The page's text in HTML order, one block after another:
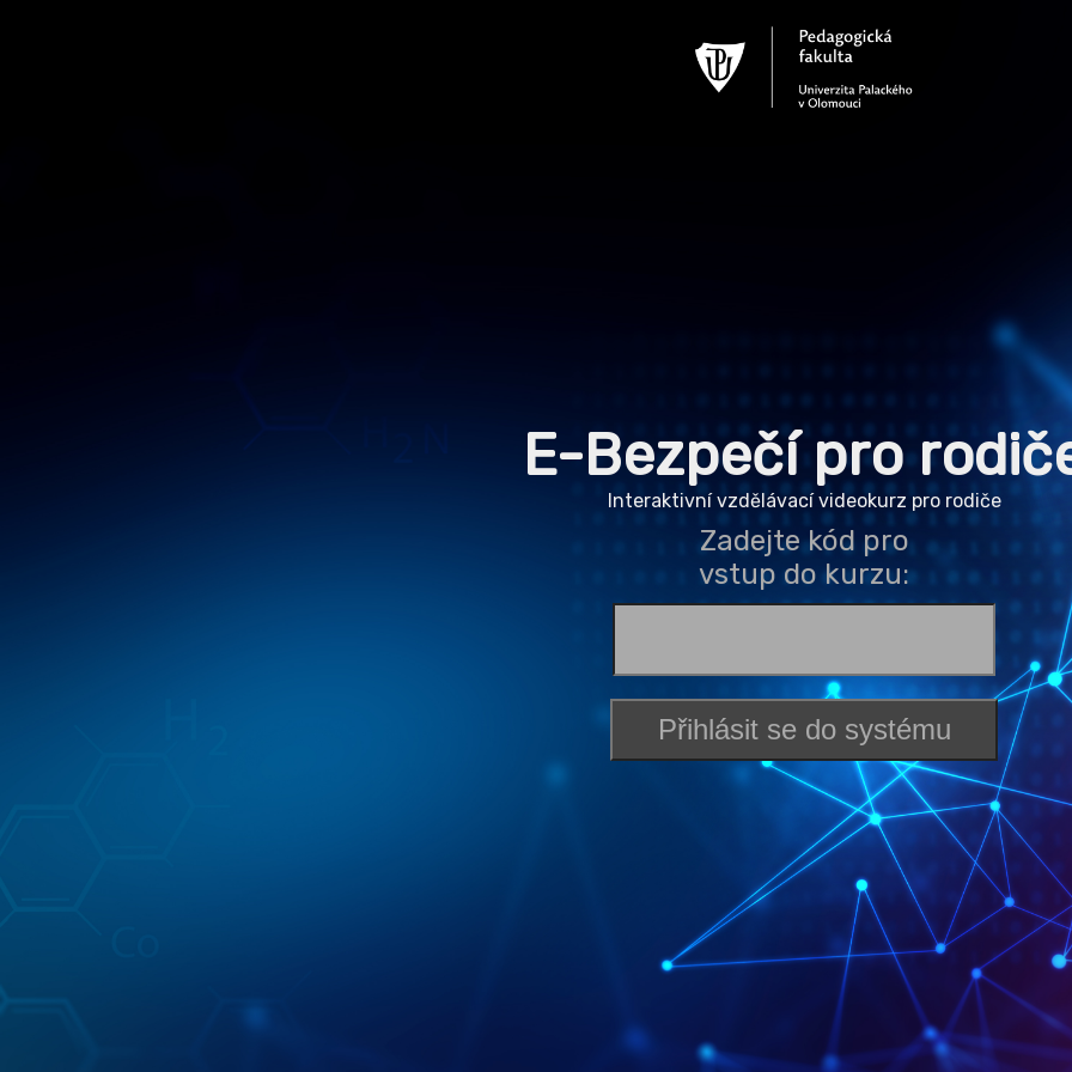
E-Bezpečí pro
Interaktivní vzdělávací videokurz pro rodiče
Zadejte kód pro
vstup do kurzu: